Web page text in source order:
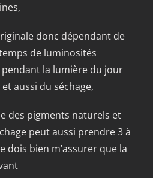
donc dépendant de
de luminosités
la lumière du jour
aussi du séchage,
des pigments naturels et
peut aussi prendre 3 à
dois bien m’assurer que la